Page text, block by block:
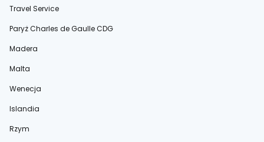
Travel Service
Paryż Charles de Gaulle CDG
Madera
Malta
Wenecja
Islandia
Rzym